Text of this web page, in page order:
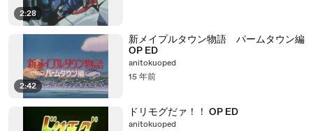
2:28
2:42
新メイプルタウン物語 パームタウン編
OP ED
anitokuoped
15 年前
ドリモグだァ！！ OP ED
anitokuoped